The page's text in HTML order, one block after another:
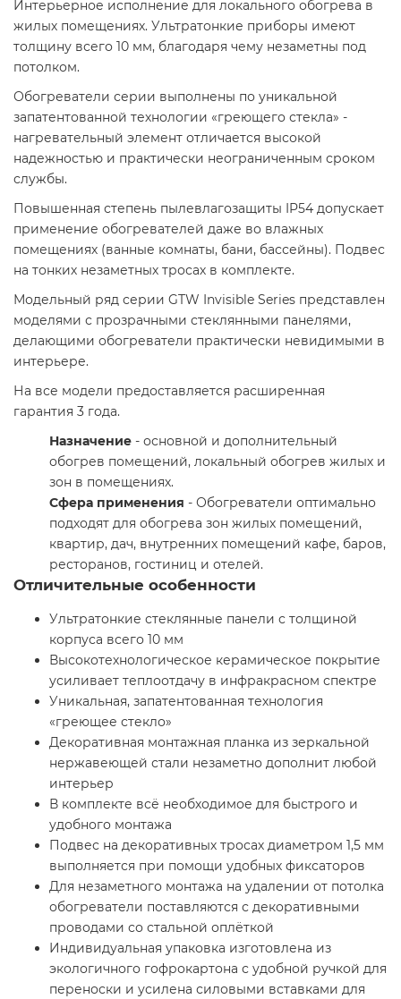
Интерьерное исполнение для локального обогрева в
жилых помещениях. Ультратонкие приборы имеют
толщину всего 10 мм, благодаря чему незаметны под
потолком.
Обогреватели серии выполнены по уникальной
запатентованной технологии «греющего стекла» -
нагревательный элемент отличается высокой
надежностью и практически неограниченным сроком
службы.
Повышенная степень пылевлагозащиты IP54 допускает
применение обогревателей даже во влажных
помещениях (ванные комнаты, бани, бассейны). Подвес
на тонких незаметных тросах в комплекте.
Модельный ряд серии GTW Invisible Series представлен
моделями с прозрачными стеклянными панелями,
делающими обогреватели практически невидимыми в
интерьере.
На все модели предоставляется расширенная
гарантия 3 года.
Назначение - основной и дополнительный
обогрев помещений, локальный обогрев жилых и
зон в помещениях.
Сфера применения - Обогреватели оптимально
подходят для обогрева зон жилых помещений,
квартир, дач, внутренних помещений кафе, баров,
ресторанов, гостиниц и отелей.
Отличительные особенности
Ультратонкие стеклянные панели с толщиной
корпуса всего 10 мм
Высокотехнологическое керамическое покрытие
усиливает теплоотдачу в инфракрасном спектре
Уникальная, запатентованная технология
«греющее стекло»
Декоративная монтажная планка из зеркальной
нержавеющей стали незаметно дополнит любой
интерьер
В комплекте всё необходимое для быстрого и
удобного монтажа
Подвес на декоративных тросах диаметром 1,5 мм
выполняется при помощи удобных фиксаторов
Для незаметного монтажа на удалении от потолка
обогреватели поставляются с декоративными
проводами со стальной оплёткой
Индивидуальная упаковка изготовлена из
экологичного гофрокартона с удобной ручкой для
переноски и усилена силовыми вставками для